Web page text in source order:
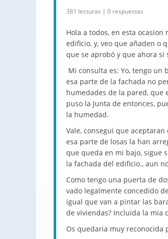
381 lecturas | 0 respuestas
Hola a todos, en esta
edificio, y, veo que añaden o
que se aprobó y que ahora
Mi consulta es: Yo, tengo
esa parte de la fachada no
humedades de la pared, que
puso la Junta de entonces,
la humedad.
Vale, consegui que
esa parte de losas la han
que queda en mi bajo, sigue
la fachada del edificio., aun
Como tengo una puerta de
vado legalmente concedido
igual que van a pintar las
de viviendas? Incluida la mia
Os quedaria muy reconocida